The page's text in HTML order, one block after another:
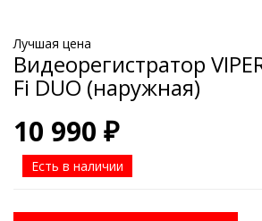
Лучшая цена
Видеорегистратор
Fi DUO (наружная)
10 990 ₽
Есть в наличии